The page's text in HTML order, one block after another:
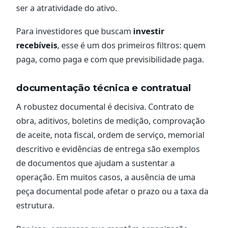
ser a atratividade do ativo.
Para investidores que buscam investir
recebíveis, esse é um dos primeiros filtros: quem
paga, como paga e com que previsibilidade paga.
documentação técnica e contratual
A robustez documental é decisiva. Contrato de
obra, aditivos, boletins de medição, comprovação
de aceite, nota fiscal, ordem de serviço, memorial
descritivo e evidências de entrega são exemplos
de documentos que ajudam a sustentar a
operação. Em muitos casos, a ausência de uma
peça documental pode afetar o prazo ou a taxa da
estrutura.